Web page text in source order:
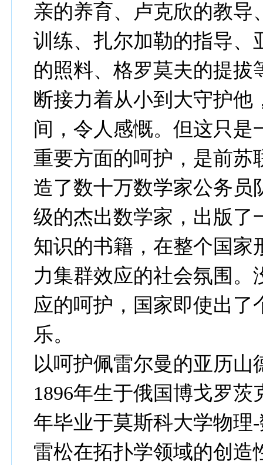
亲的养育、卢克欣的教导
训练、扎尔加勒的指导、
的照料、格罗莫夫的提拔
断接力着从小到大守护他
间，令人感慨。但这只是
重要方面的呵护，是前苏
造了数十万数学家公务员
级的杰出数学家，出版了
知识的书籍，在整个国家
力集群效应的社会氛围
应的呵护，国家即使出了
乐。
以呵护佩雷尔曼的亚历山
1896年生于俄国博戈罗茨
年毕业于莫斯科大学物理
雷松在拓扑学领域的创造